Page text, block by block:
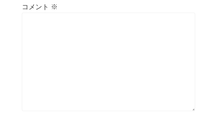
コメント ※